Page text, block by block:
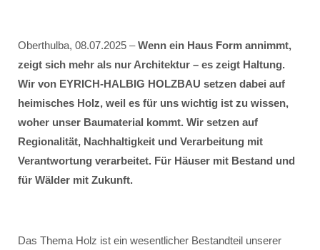
Oberthulba, 08.07.2025 –Wenn ein Haus Form annimmt,
zeigt sich mehr als nur Architektur – es zeigt Haltung.
Wir von EYRICH-HALBIG HOLZBAU setzen dabei auf
heimisches Holz, weil es für uns wichtig ist zu wissen,
woher unser Baumaterial kommt. Wir setzen auf
Regionalität, Nachhaltigkeit und Verarbeitung mit
Verantwortung verarbeitet. Für Häuser mit Bestand und
für Wälder mit Zukunft.
Das Thema Holz ist ein wesentlicher Bestandteil unserer